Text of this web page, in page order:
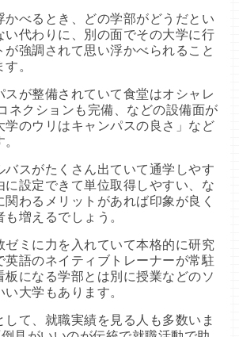
かべるとき、どの学部がどうだとい
い代わりに、別の面でその大学に行
が強調されて思い浮かべられること
。
スが整備されていて食堂はオシャレ
ネクションも完備、などの設備面が
学のウリはキャンパスの良さ」など
バスがたくさん出ていて通学しやす
に設定できて単位取得しやすい、な
関わるメリットがあれば印象が良く
増えるでしょう。
ゼミに力を入れていて本格的に研究
英語のネイティブトレーナーが常駐
板になる学部とは別に授業などのソ
大学もあります。
して、就職実績を見る人も多数いま